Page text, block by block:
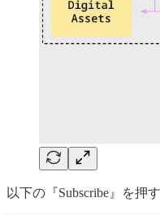
以下の『Subscribe』を押